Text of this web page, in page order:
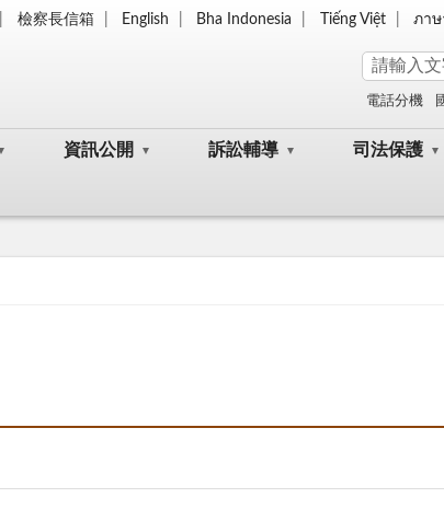
檢察長信箱 English Bha Indonesia Tiếng Việt ภาษ
電話分機
資訊公開 訴訟輔導 司法保護